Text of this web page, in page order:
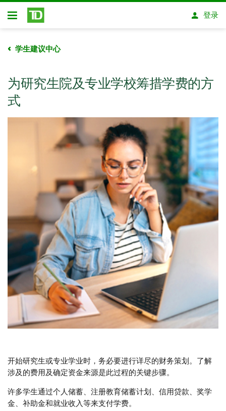
跳转到主要内容
开放式房屋贷款
登录
学生建议中心
为研究生院及专业学校筹措学费的方
式
开始研究生或专业学业时，务必要进行详尽的财务策划。了解
涉及的费用及确定资金来源是此过程的关键步骤。
许多学生通过个人储蓄、注册教育储蓄计划、信用贷款、奖学
金、补助金和就业收入等来支付学费。